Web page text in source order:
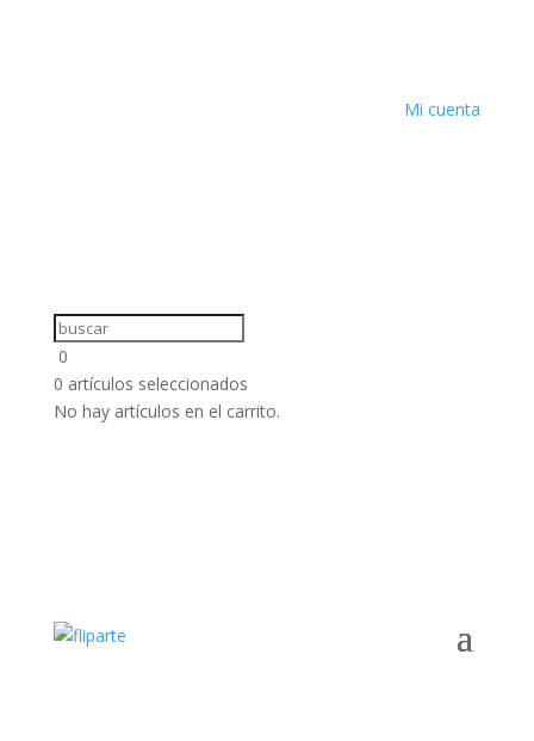
Mi cuenta
0
0 artículos seleccionados
No hay artículos en el carrito.